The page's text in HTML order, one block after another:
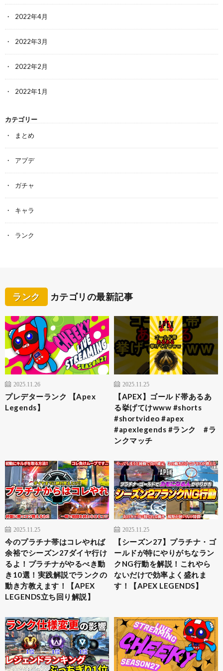
2022年4月
2022年3月
2022年2月
2022年1月
カテゴリー
まとめ
アプデ
ガチャ
キャラ
ランク
ランク カテゴリの最新記事
2025.11.26
プレデターランク 【Apex
Legends】
2025.11.25
【APEX】ゴールド帯あるあ
る挙げてけwww #shorts
#shortvideo #apex
#apexlegends #ランク #ラ
ンクマッチ
2025.11.25
今のプラチナ帯はコレやれば
余裕でシーズン27ダイヤ行け
るよ！プラチナがやるべき動
き10選！実践解説でランクの
動き方教えます！【APEX
LEGENDS立ち回り解説】
2025.11.25
【シーズン27】プラチナ・ゴ
ールドが特にやりがちなラン
クNG行動を解説！これやら
ないだけで効率よく盛れま
す！【APEX LEGENDS】